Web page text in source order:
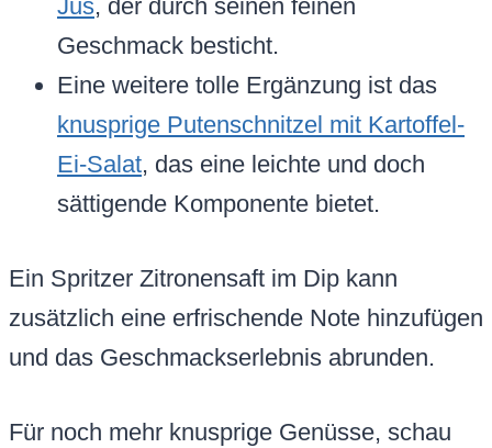
Jus, der durch seinen feinen
Geschmack besticht.
Eine weitere tolle Ergänzung ist das
knusprige Putenschnitzel mit Kartoffel-
Ei-Salat, das eine leichte und doch
sättigende Komponente bietet.
Ein Spritzer Zitronensaft im Dip kann
zusätzlich eine erfrischende Note hinzufügen
und das Geschmackserlebnis abrunden.
Für noch mehr knusprige Genüsse, schau